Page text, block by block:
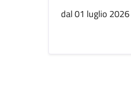
dal 01 luglio 2026